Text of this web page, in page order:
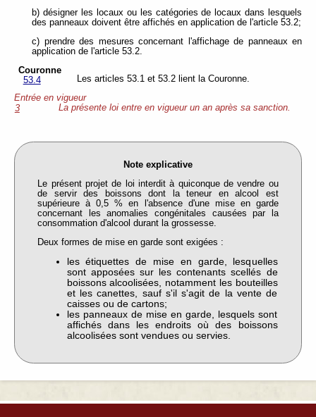
b) désigner les locaux ou les catégories de locaux dans lesquels
des panneaux doivent être affichés en application de l'article 53.2;
c) prendre des mesures concernant l'affichage de panneaux en
application de l'article 53.2.
Couronne
53.4
Les articles 53.1 et 53.2 lient la Couronne.
Entrée en vigueur
3
La présente loi entre en vigueur un an après sa sanction.
Note explicative
Le présent projet de loi interdit à quiconque de vendre ou
de servir des boissons dont la teneur en alcool est
supérieure à 0,5 % en l'absence d'une mise en garde
concernant les anomalies congénitales causées par la
consommation d'alcool durant la grossesse.
Deux formes de mise en garde sont exigées :
les étiquettes de mise en garde, lesquelles
sont apposées sur les contenants scellés de
boissons alcoolisées, notamment les bouteilles
et les canettes, sauf s'il s'agit de la vente de
caisses ou de cartons;
les panneaux de mise en garde, lesquels sont
affichés dans les endroits où des boissons
alcoolisées sont vendues ou servies.